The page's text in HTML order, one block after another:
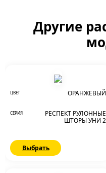
Другие
ЦВЕТ ОРАНЖЕВЫЙ
СЕРИЯ
РЕСПЕКТ РУЛОННЫЕ
ШТОРЫ УНИ 2
Выбрать